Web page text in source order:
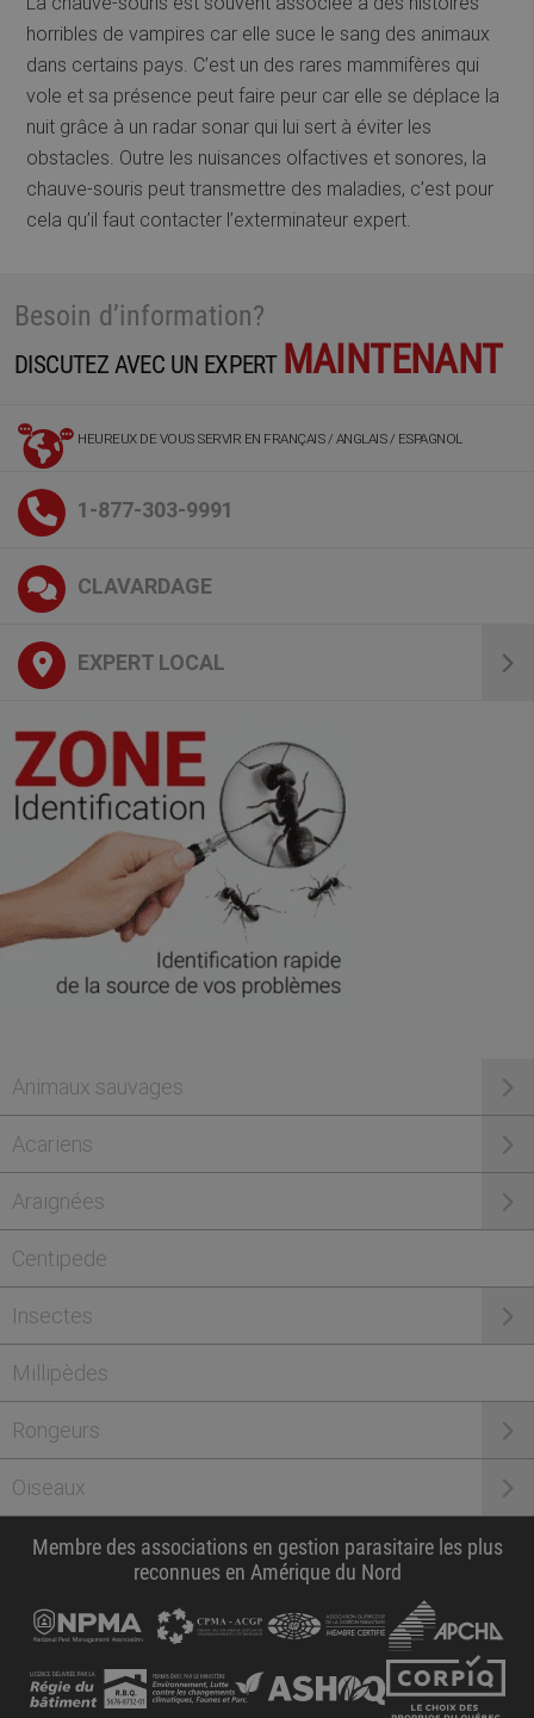
horribles de vampires car elle suce le sang des animaux
dans certains pays. C’est un des rares mammifères qui
vole et sa présence peut faire peur car elle se déplace la
nuit grâce à un radar sonar qui lui sert à éviter les
obstacles. Outre les nuisances olfactives et sonores, la
chauve-souris peut transmettre des maladies, c’est pour
cela qu’il faut contacter l’exterminateur expert.
Besoin d’information?
DISCUTEZ AVEC UN EXPERT MAINTENANT
HEUREUX DE VOUS SERVIR EN FRANÇAIS / ANGLAIS / ESPAGNOL
1-877-303-9991
CLAVARDAGE
EXPERT LOCAL
Animaux sauvages
Acariens
Araignées
Centipede
Insectes
Millipèdes
Rongeurs
Oiseaux
Membre des associations en gestion parasitaire les plus
reconnues en Amérique du Nord